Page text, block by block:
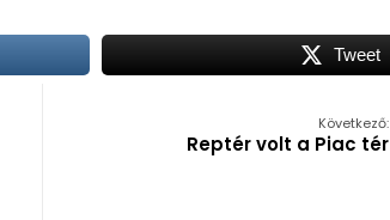
Tweet
Következő:
Reptér volt a Piac tér